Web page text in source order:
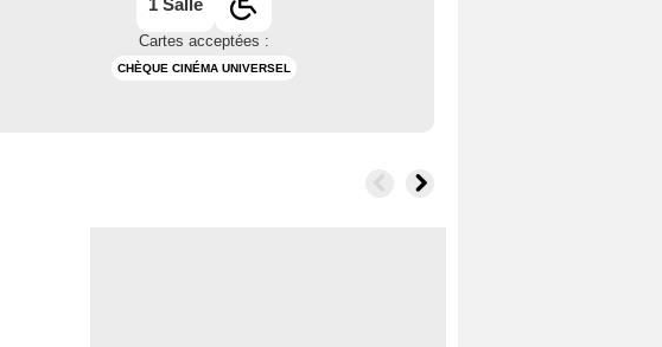
Cartes acceptées :
CHÈQUE CINÉMA UNIVERSEL